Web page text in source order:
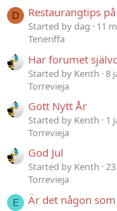
D Restaurangtips
Started by dag 11
Teneriffa
Har forumet
Started by Kenth 8
Torrevieja
Gott Nytt År
Started by Kenth 1
Torrevieja
God Jul
Started by Kenth
Torrevieja
E
Är det någon